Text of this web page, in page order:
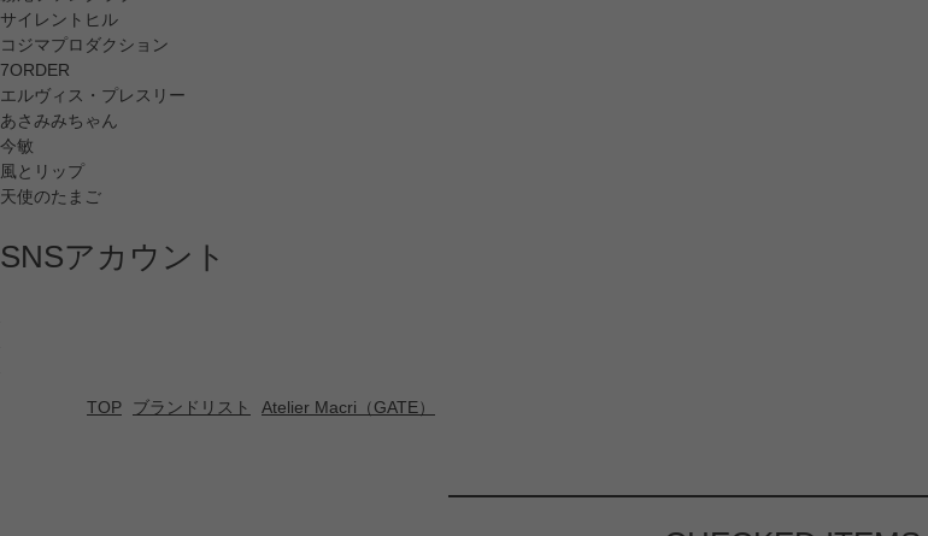
サイレントヒル
コジマプロダクション
7ORDER
エルヴィス・プレスリー
あさみみちゃん
今敏
風とリップ
天使のたまご
SNSアカウント
TOP ブランドリスト Atelier Macri（GATE）